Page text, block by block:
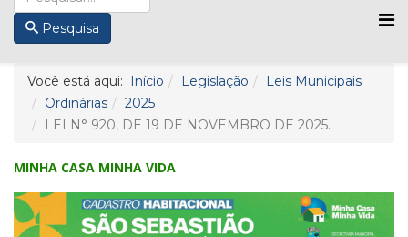
Pesquisa
Você está aqui: Início Legislação
Leis Municipais
Ordinárias
2025
LEI N° 920, DE 19 DE NOVEMBRO DE 2025.
MINHA CASA MINHA VIDA